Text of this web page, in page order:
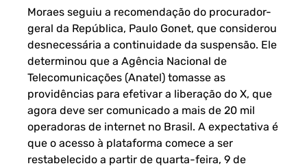
Moraes seguiu a recomendação do procurador-
geral da República, Paulo Gonet, que considerou
desnecessária a continuidade da suspensão. Ele
determinou que a Agência Nacional de
Telecomunicações (Anatel) tomasse as
providências para efetivar a liberação do X, que
agora deve ser comunicado a mais de 20 mil
operadoras de internet no Brasil. A expectativa é
que o acesso à plataforma comece a ser
restabelecido a partir de quarta-feira, 9 de